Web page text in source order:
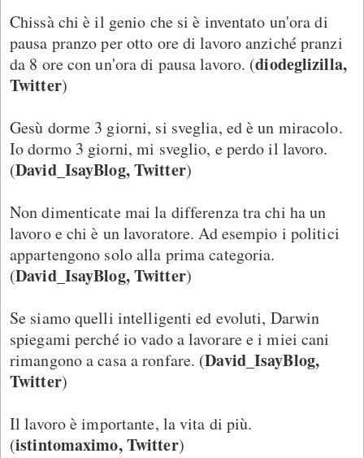
Chissà chi è il genio che si è inventato un'ora di
pausa pranzo per otto ore di lavoro anziché pranzi
da 8 ore con un'ora di pausa lavoro. (diodeglizilla,
Twitter)
Gesù dorme 3 giorni, si sveglia, ed è un miracolo.
Io dormo 3 giorni, mi sveglio, e perdo il lavoro.
(David_IsayBlog, Twitter)
Non dimenticate mai la differenza tra chi ha un
lavoro e chi è un lavoratore. Ad esempio i politici
appartengono solo alla prima categoria.
(David_IsayBlog, Twitter)
Se siamo quelli intelligenti ed evoluti, Darwin
spiegami perché io vado a lavorare e i miei cani
rimangono a casa a ronfare. (David_IsayBlog,
Twitter)
Il lavoro è importante, la vita di più.
(istintomaximo, Twitter)